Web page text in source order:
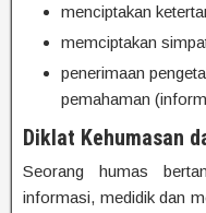
menciptakan
memciptakan
penerimaan
pemahaman
Diklat Kehumasan
Seorang humas
informasi, medidik dan